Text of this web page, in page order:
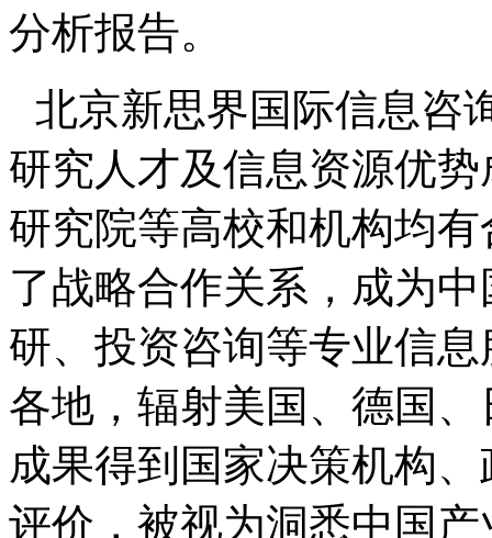
分析报告。
北京新思界国际信息咨
研究人才及信息资源优
研究院等高校和机构均
了战略合作关系，成为
研、投资咨询等专业信
各地，辐射美国、德国
成果得到国家决策机构
评价，被视为洞悉中国